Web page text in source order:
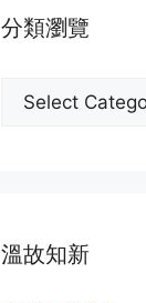
分類瀏覽
溫故知新